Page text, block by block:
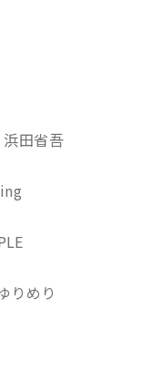
田省吾
めり